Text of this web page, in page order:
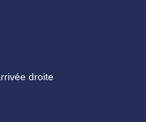
droite